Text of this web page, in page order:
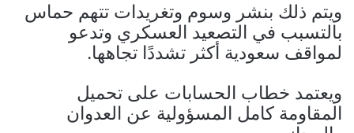
ويتم ذلك بنشر وسوم وتغريدات تتهم حماس
بالتسبب في التصعيد العسكري وتدعو
لمواقف سعودية أكثر تشددًا تجاهها.
ويعتمد خطاب الحسابات على تحميل
المقاومة كامل المسؤولية عن العدوان